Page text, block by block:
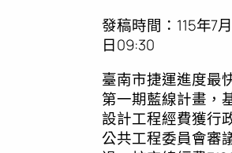
發稿時間：115年7
日09:30
臺南市捷運進度最
第一期藍線計畫，
設計工程經費獲行
公共工程委員會審